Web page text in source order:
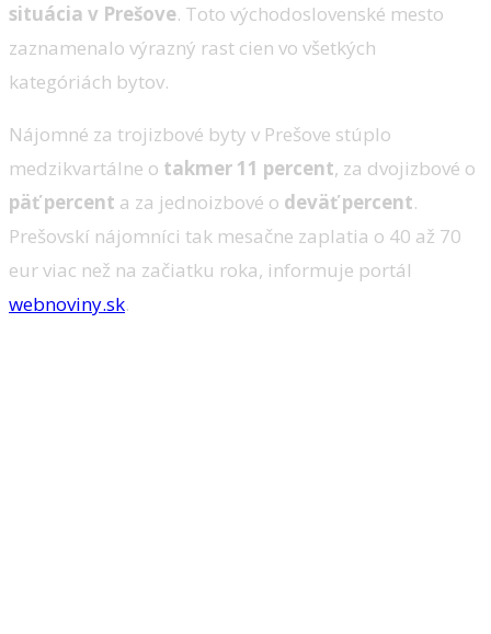
situácia v Prešove. Toto východoslovenské mesto
zaznamenalo výrazný rast cien vo všetkých
kategóriách bytov.
Nájomné za trojizbové byty v Prešove stúplo
medzikvartálne o takmer 11 percent, za dvojizbové o
päť percent a za jednoizbové o deväť percent.
Prešovskí nájomníci tak mesačne zaplatia o 40 až 70
eur viac než na začiatku roka, informuje portál
webnoviny.sk.